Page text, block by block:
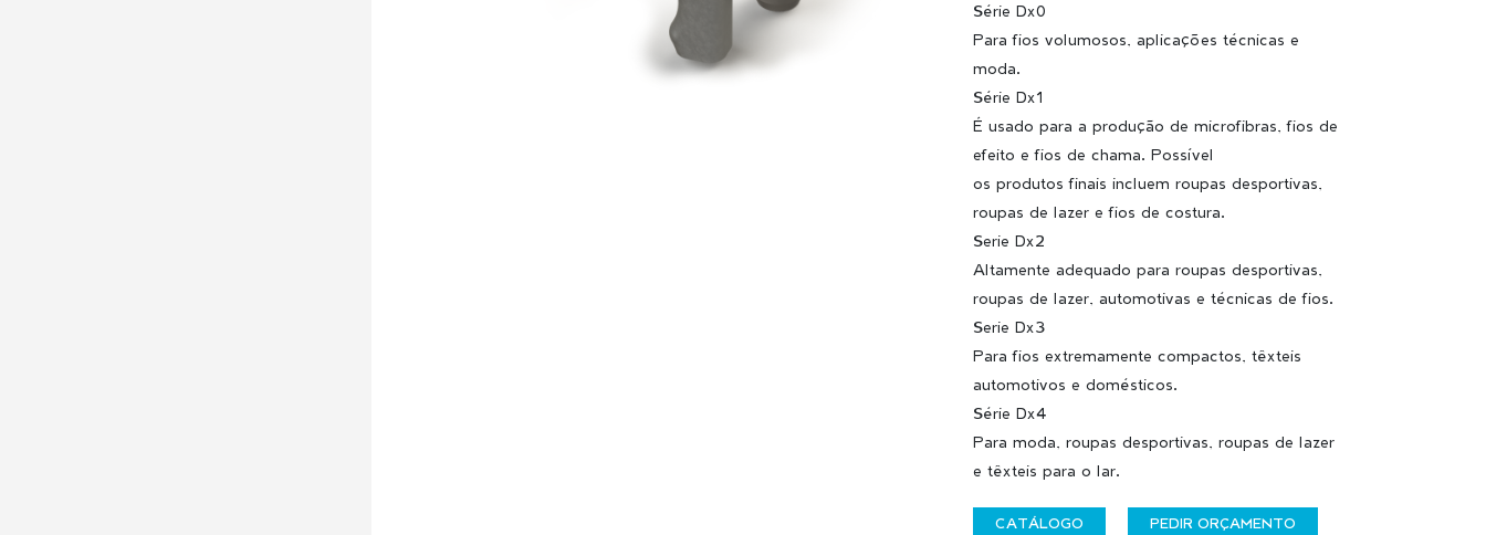
Série Dx0
Para fios volumosos, aplicações técnicas e
moda.
Série Dx1
É usado para a produção de microfibras, fios de
efeito e fios de chama. Possível
os produtos finais incluem roupas desportivas,
roupas de lazer e fios de costura.
Serie Dx2
Altamente adequado para roupas desportivas,
roupas de lazer, automotivas e técnicas de fios.
Serie Dx3
Para fios extremamente compactos, têxteis
automotivos e domésticos.
Série Dx4
Para moda, roupas desportivas, roupas de lazer
e têxteis para o lar.
CATÁLOGO PEDIR ORÇAMENTO